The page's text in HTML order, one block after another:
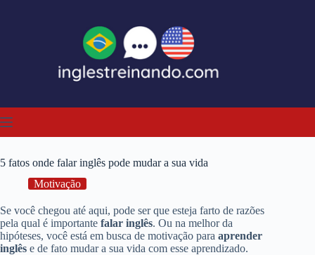
5 fatos onde falar inglês pode mudar a sua vida
Motivação
Se você chegou até aqui, pode ser que esteja farto de razões
pela qual é importante falar inglês. Ou na melhor da
hipóteses, você está em busca de motivação para aprender
inglês e de fato mudar a sua vida com esse aprendizado.